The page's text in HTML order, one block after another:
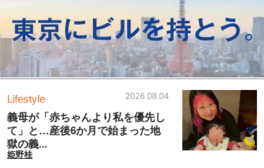
Lifestyle 2026.08.04
義母が「赤ちゃんより私を優先し
て」と…産後6か月で始まった地
獄の義...
姫野桂